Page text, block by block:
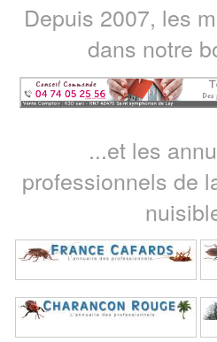
Depuis 2007, les
dans notre
...et les
professionnels de